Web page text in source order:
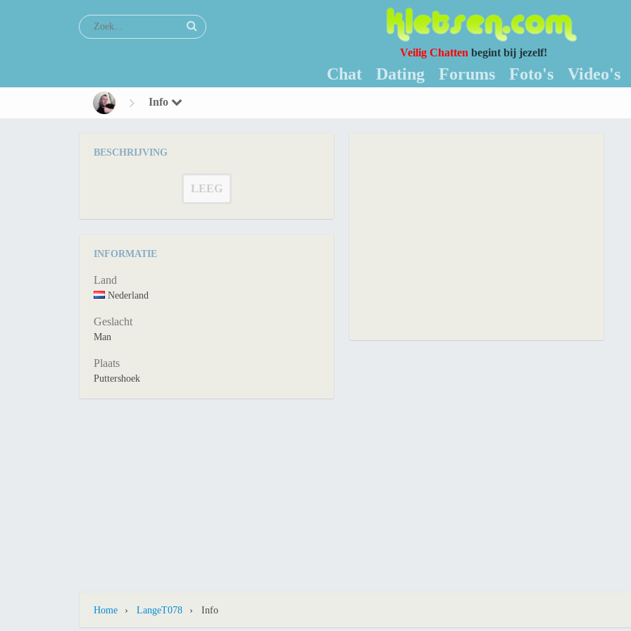
Veilig Chatten begint bij jezelf!
Chat Dating Forums Foto's Video's
Info
BESCHRIJVING
LEEG
INFORMATIE
Land
Nederland
Geslacht
Man
Plaats
Puttershoek
Home › LangeT078 › Info